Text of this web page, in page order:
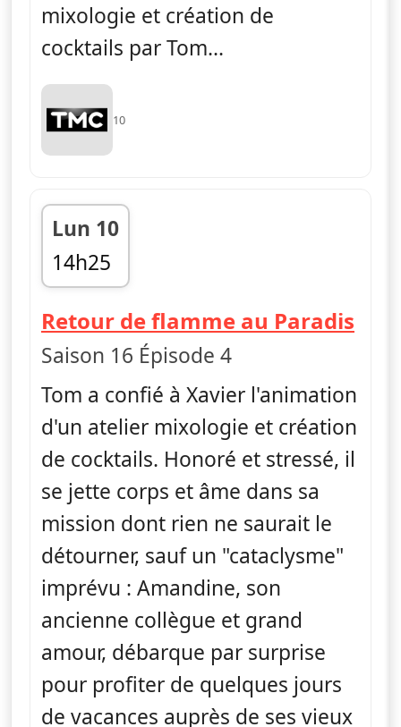
mixologie et création de
cocktails par Tom...
10
Lun 10
14h25
fin 15h20
Retour de flamme au Paradis
Saison 16 Épisode 4
Tom a confié à Xavier l'animation
d'un atelier mixologie et création
de cocktails. Honoré et stressé, il
se jette corps et âme dans sa
mission dont rien ne saurait le
détourner, sauf un "cataclysme"
imprévu : Amandine, son
ancienne collègue et grand
amour, débarque par surprise
pour profiter de quelques jours
de vacances auprès de ses vieux